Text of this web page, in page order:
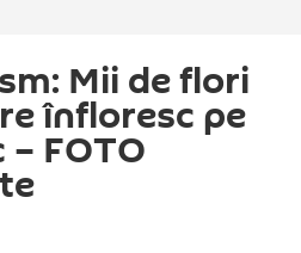
Mii de flori
înfloresc pe
FOTO